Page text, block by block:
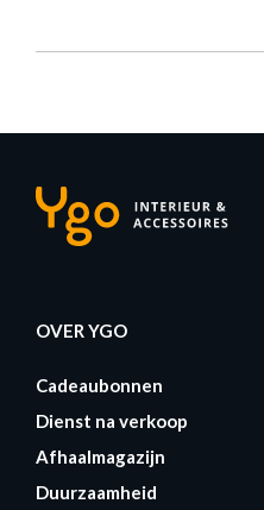
OVER YGO
Cadeaubonnen
Dienst na verkoop
Afhaalmagazijn
Duurzaamheid